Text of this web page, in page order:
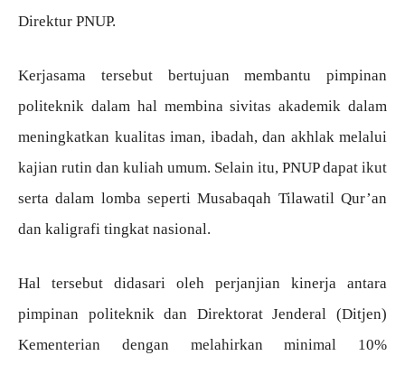
Direktur PNUP.
Kerjasama tersebut bertujuan membantu pimpinan
politeknik dalam hal membina sivitas akademik dalam
meningkatkan kualitas iman, ibadah, dan akhlak melalui
kajian rutin dan kuliah umum. Selain itu, PNUP dapat ikut
serta dalam lomba seperti Musabaqah Tilawatil Qur’an
dan kaligrafi tingkat nasional.
Hal tersebut didasari oleh perjanjian kinerja antara
pimpinan politeknik dan Direktorat Jenderal (Ditjen)
Kementerian dengan melahirkan minimal 10%